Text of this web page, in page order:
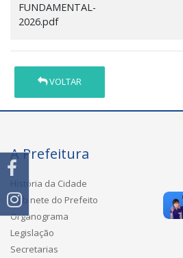
FUNDAMENTAL-
2026.pdf
VOLTAR
A Prefeitura
História da Cidade
Gabinete do Prefeito
Organograma
Legislação
Secretarias